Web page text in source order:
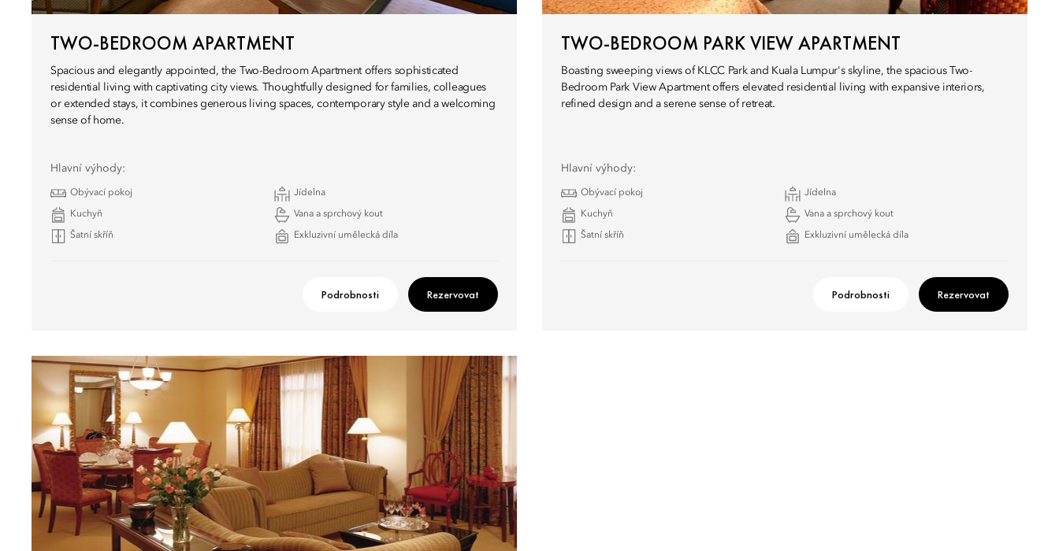
TWO-BEDROOM APARTMENT
Spacious and elegantly appointed, the Two-Bedroom Apartment offers sophisticated
residential living with captivating city views. Thoughtfully designed for families, colleagues
or extended stays, it combines generous living spaces, contemporary style and a welcoming
sense of home.
Hlavní výhody:
Obývací pokoj Jídelna
Kuchyň Vana a sprchový kout
Šatní skříň Exkluzivní umělecká díla
Podrobnosti Rezervovat
TWO-BEDROOM PARK VIEW APARTMENT
Boasting sweeping views of KLCC Park and Kuala Lumpur's skyline, the spacious Two-
Bedroom Park View Apartment offers elevated residential living with expansive interiors,
refined design and a serene sense of retreat.
Hlavní výhody:
Obývací pokoj Jídelna
Kuchyň Vana a sprchový kout
Šatní skříň Exkluzivní umělecká díla
Podrobnosti Rezervovat